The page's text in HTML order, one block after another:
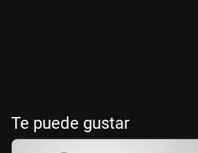
Te puede gustar